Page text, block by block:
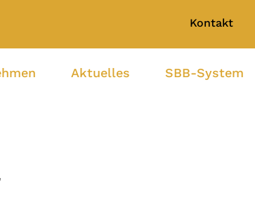
Kontakt
Aktuelles SBB-System